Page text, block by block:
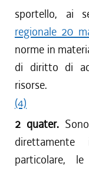
sportello, ai
regionale 20
norme in
di diritto di
risorse.
(4)
2 quater.
particolare,